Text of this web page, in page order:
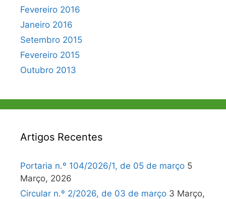
Fevereiro 2016
Janeiro 2016
Setembro 2015
Fevereiro 2015
Outubro 2013
Artigos Recentes
Portaria n.º 104/2026/1, de 05 de março 5
Março, 2026
Circular n.º 2/2026, de 03 de março 3 Março,